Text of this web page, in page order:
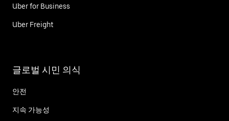
Uber for Business
Uber Freight
글로벌 시민 의식
안전
지속 가능성